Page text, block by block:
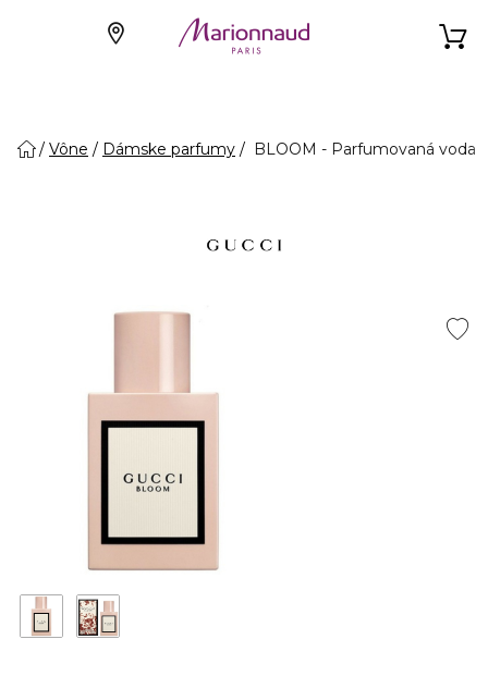
Vône Dámske parfumy BLOOM - Parfumovaná voda